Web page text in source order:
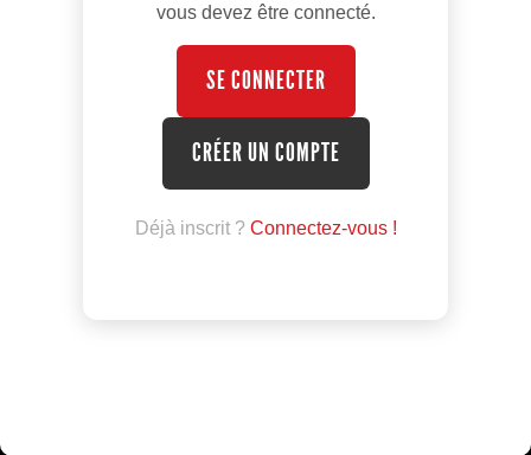
vous devez être connecté.
SE CONNECTER
CRÉER UN COMPTE
Déjà inscrit ? Connectez-vous !